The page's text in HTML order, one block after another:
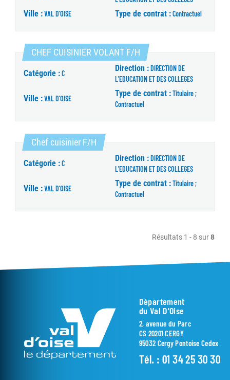
Ville :VAL D'OISE Type de contrat :Contractuel
CHEF CUISINIER VOLANT F/H (Nouvelle fenêtre)
Catégorie :C
Direction :DIRECTION DE
L'EDUCATION ET DES COLLEGES
Ville :VAL D'OISE
Type de contrat :Titulaire ;
Contractuel
Chef cuisinier F/H (Nouvelle fenêtre)
Catégorie :C
Direction :DIRECTION DE
L'EDUCATION ET DES COLLEGES
Ville :VAL D'OISE
Type de contrat :Titulaire ;
Contractuel
Résultats 1 - 8 sur8
Département
du Val D'Oise
2, avenue du Parc
CS 20201 CERGY
95032 Cergy Pontoise Cedex
Tél. : 01 34 25 30 30